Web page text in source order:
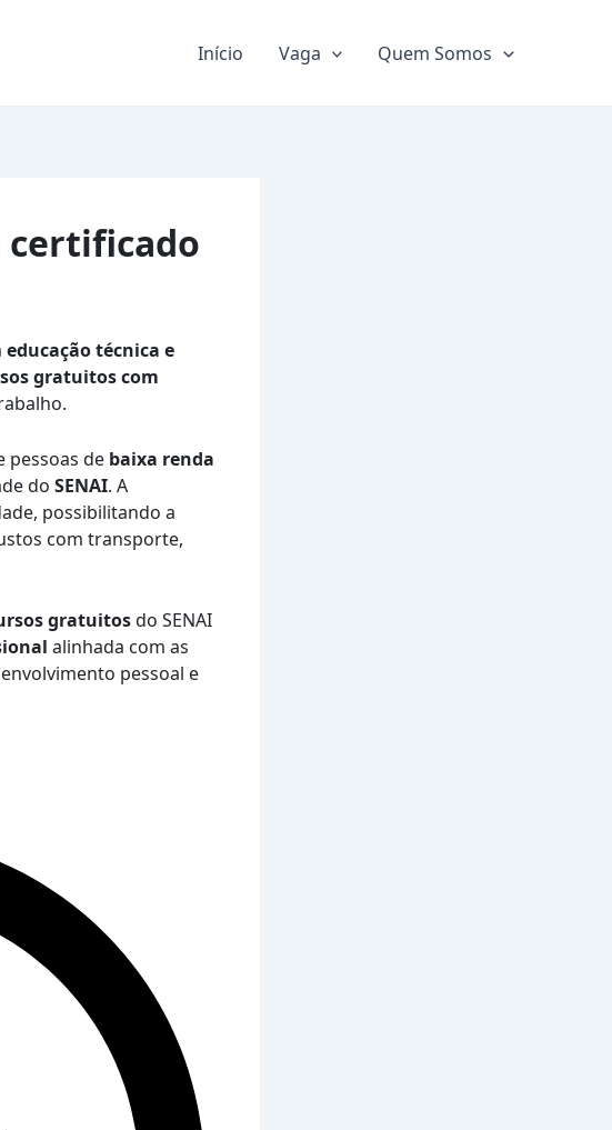
Início Vaga Quem Somos
certificado
educação técnica e
gratuitos com
pessoas de baixa renda
do SENAI. A
possibilitando a
com transporte,
gratuitosdo SENAI
alinhada com as
pessoal e